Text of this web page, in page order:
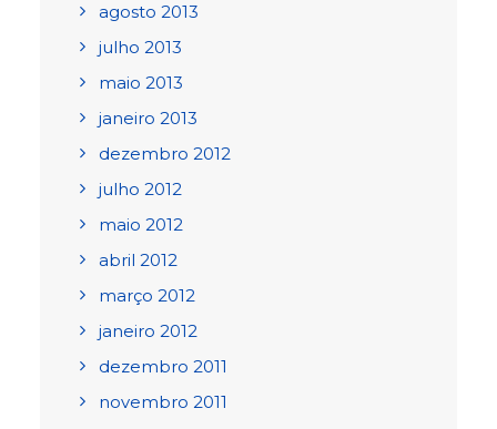
agosto 2013
julho 2013
maio 2013
janeiro 2013
dezembro 2012
julho 2012
maio 2012
abril 2012
março 2012
janeiro 2012
dezembro 2011
novembro 2011